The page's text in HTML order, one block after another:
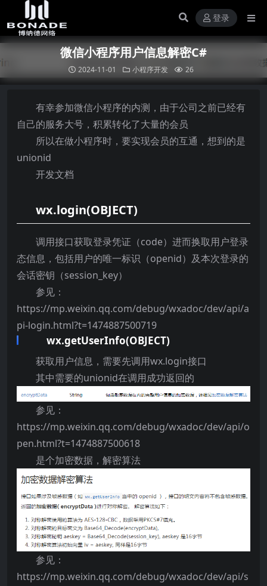
登录
微信小程序用户信息解密C#
2024-11-01 小程序开发 26
有幸参加微信小程序的内测，由于公司之前已经有
自己的服务大号，积累转化了大量的会员
所以在做小程序时，要实现会员的互通，想到的是
unionid
开发文档
wx.login(OBJECT)
调用接口获取登录凭证（code）进而换取用户登录
态信息，包括用户的唯一标识（openid）及本次登录的
会话密钥（session_key）
参见：
https://mp.weixin.qq.com/debug/wxadoc/dev/api/a
pi-login.html?t=1474887500719
wx.getUserInfo(OBJECT)
获取用户信息，需要先调用wx.login接口
其中需要的unionid在调用成功返回的
参见：
https://mp.weixin.qq.com/debug/wxadoc/dev/api/o
pen.html?t=1474887500618
是个加密数据，解密算法
参见：
https://mp.weixin.qq.com/debug/wxadoc/dev/api/s